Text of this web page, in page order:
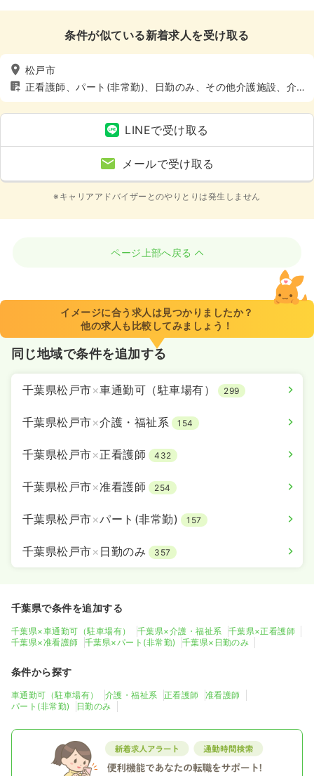
条件が似ている新着求人を受け取る
松戸市
正看護師、パート(非常勤)、日勤のみ、その他介護施設、介
護・福祉系
LINEで受け取る
メールで受け取る
※キャリアアドバイザーとのやりとりは発生しません
ページ上部へ戻る
イメージに合う求人は見つかりましたか？
他の求人も比較してみましょう！
同じ地域で条件を追加する
千葉県松戸市×車通勤可（駐車場有） 299
千葉県松戸市×介護・福祉系 154
千葉県松戸市×正看護師 432
千葉県松戸市×准看護師 254
千葉県松戸市×パート(非常勤) 157
千葉県松戸市× 日勤のみ 357
千葉県で条件を追加する
千葉県×車通勤可（駐車場有） 千葉県×介護・福祉系
千葉県×正看護師
千葉県×准看護師
千葉県×パート(非常勤) 千葉県×日勤のみ
条件から探す
車通勤可（駐車場有） 介護・福祉系 正看護師
准看護師
パート(非常勤)
日勤のみ